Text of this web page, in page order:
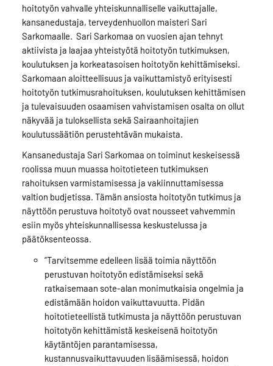
hoitotyön vahvalle yhteiskunnalliselle vaikuttajalle,
kansanedustaja, terveydenhuollon maisteri Sari
Sarkomaalle. Sari Sarkomaa on vuosien ajan tehnyt
aktiivista ja laajaa yhteistyötä hoitotyön tutkimuksen,
koulutuksen ja korkeatasoisen hoitotyön kehittämiseksi.
Sarkomaan aloitteellisuus ja vaikuttamistyö erityisesti
hoitotyön tutkimusrahoituksen, koulutuksen kehittämisen
ja tulevaisuuden osaamisen vahvistamisen osalta on ollut
näkyvää ja tuloksellista sekä Sairaanhoitajien
koulutussäätiön perustehtävän mukaista.
Kansanedustaja Sari Sarkomaa on toiminut keskeisessä
roolissa muun muassa hoitotieteen tutkimuksen
rahoituksen varmistamisessa ja vakiinnuttamisessa
valtion budjetissa. Tämän ansiosta hoitotyön tutkimus ja
näyttöön perustuva hoitotyö ovat nousseet vahvemmin
esiin myös yhteiskunnallisessa keskustelussa ja
päätöksenteossa.
”Tarvitsemme edelleen lisää toimia näyttöön
perustuvan hoitotyön edistämiseksi sekä
ratkaisemaan sote-alan monimutkaisia ongelmia ja
edistämään hoidon vaikuttavuutta. Pidän
hoitotieteellistä tutkimusta ja näyttöön perustuvan
hoitotyön kehittämistä keskeisenä hoitotyön
käytäntöjen parantamisessa,
kustannusvaikuttavuuden lisäämisessä, hoidon